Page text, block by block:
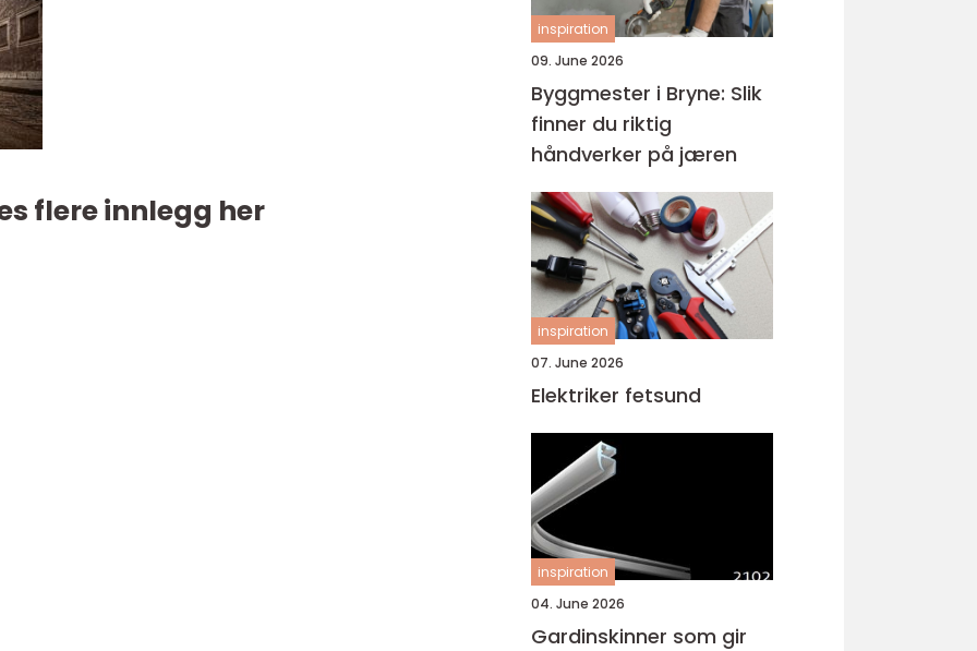
flere innlegg her
inspiration
09. June 2026
Byggmester i Bryne: Slik
finner du riktig
håndverker på jæren
inspiration
07. June 2026
Elektriker fetsund
inspiration
04. June 2026
Gardinskinner som gir